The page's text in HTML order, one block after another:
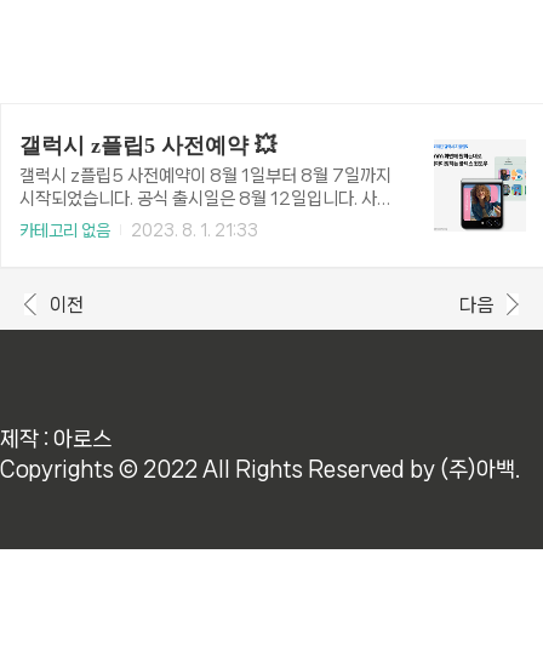
갤럭시 z플립5 사전예약 💥
갤럭시 z플립5 사전예약이 8월 1일부터 8월 7일까지
시작되었습니다. 공식 출시일은 8월 12일입니다. 사전
예약을 통해 조금 더 저렴하게 구매할 수 있고 사전 구
라 가격차이가 있습니다. 사전예약을 통해 구매시 할인
적용됩니다. 용량 가격 256GB 1,399,200원 512G
가보상 프로그램을 이용하면 최대 15만원까지 추가보
상을 해주니 구매 가격은 더 낮아집니다. ※ 삼성카드
결제..
카테고리 없음 2023. 8. 1. 21:33
이전 다음
제작 : 아로스
Copyrights © 2022 All Rights Reserved by (주)아백.